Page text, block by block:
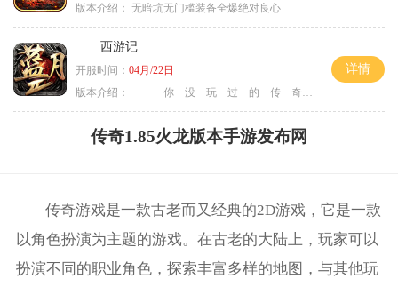
版本介绍： 无暗坑无门槛装备全爆绝对良心
西游记
开服时间： 04月/22日
版本介绍：
你 没 玩 过 的 传 奇
详情
传奇1.85火龙版本手游发布网
传奇游戏是一款古老而又经典的2D游戏，它是一款
以角色扮演为主题的游戏。在古老的大陆上，玩家可以
扮演不同的职业角色，探索丰富多样的地图，与其他玩